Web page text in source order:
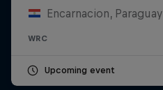
Encarnacion, Paraguay
WRC
Upcoming event